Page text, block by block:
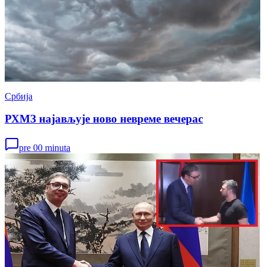
Србија
РХМЗ најављује ново невреме вечерас
pre 00 minuta